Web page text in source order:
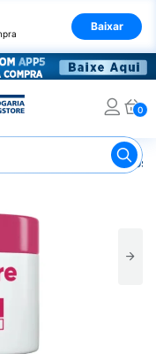
Baixar
0
para o